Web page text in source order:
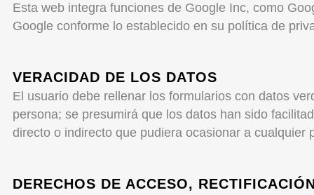
Esta web integra funciones de Google Inc, como
Google conforme lo establecido en su política de
VERACIDAD DE LOS DATOS
El usuario debe rellenar los formularios con datos
persona; se presumirá que los datos han sido
directo o indirecto que pudiera ocasionar a
DERECHOS DE ACCESO,